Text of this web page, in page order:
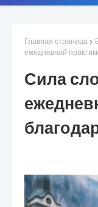
Главная страница
ежедневной
Сила